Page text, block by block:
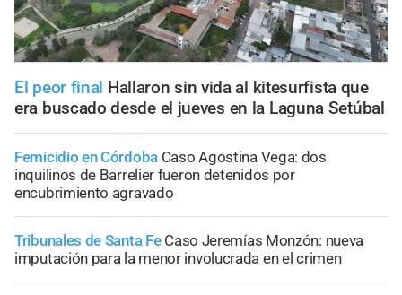
El peor final Hallaron sin vida al kitesurfista que
era buscado desde el jueves en la Laguna Setúbal
Femicidio en Córdoba Caso Agostina Vega: dos
inquilinos de Barrelier fueron detenidos por
encubrimiento agravado
Tribunales de Santa Fe Caso Jeremías Monzón: nueva
imputación para la menor involucrada en el crimen